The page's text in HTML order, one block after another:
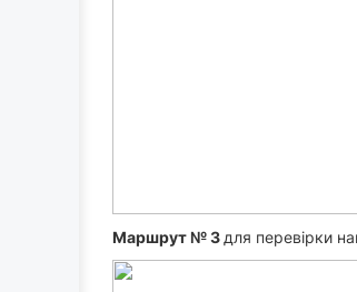
Маршрут № 3 для перевірки